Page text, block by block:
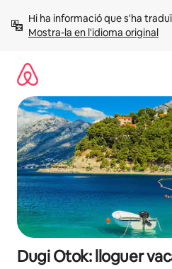
Mostra-la en l'idioma original
Dugi Otok: lloguer